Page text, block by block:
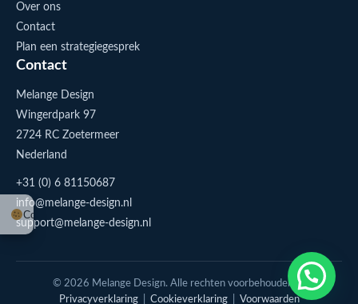
Cookie-instellingen
Stuur me een appje
1
Over ons
Contact
Plan een strategiegesprek
Contact
Melange Design
Wingerdpark 97
2724 RC Zoetermeer
Nederland
+31 (0) 6 81150687
info@melange-design.nl
support@melange-design.nl
© 2026 Melange Design. Alle rechten voorbehouden. |
Privacyverklaring| Cookieverklaring| Voorwaarden